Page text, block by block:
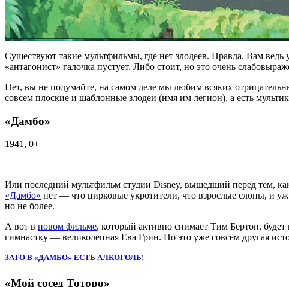
Существуют такие мультфильмы, где нет злодеев. Правда. Вам
«антагонист» галочка пустует. Либо стоит, но это очень
Нет, вы не подумайте, на самом деле мы любим всяких
совсем плоские и шаблонные злодеи (имя им легион), а есть
«Дамбо»
1941, 0+
Или последний мультфильм студии Disney, вышедший перед тем,
«Дамбо» нет — что цирковые укротители, что взрослые слоны, и
но не более.
А вот в новом фильме, который активно снимает Тим Бертон,
гимнастку — великолепная Ева Грин. Но это уже совсем другая
ЗАТО В «ДАМБО» ЕСТЬ АЛКОГОЛЬ!
«Мой сосед Тоторо»